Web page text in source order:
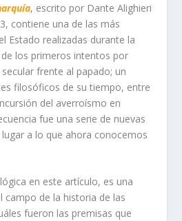
, escrito por Dante Alighieri
contiene una de las más
Estado realizadas durante la
los primeros intentos por
frente al papado; un
filosóficos de su tiempo, entre
del averroísmo en
fue una serie de nuevas
a lo que ahora conocemos
en este artículo, es una
campo de la historia de las
fueron las premisas que